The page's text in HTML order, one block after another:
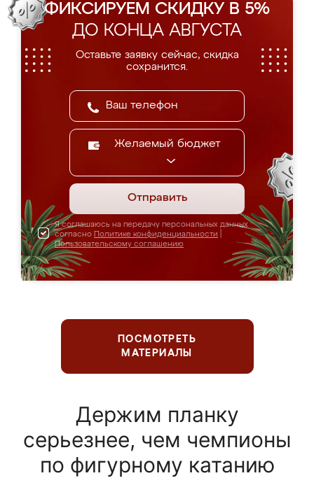
ФИКСИРУЕМ СКИДКУ В 5%
ДО КОНЦА АВГУСТА
Оставьте заявку сейчас, скидка
сохранится.
Желаемый бюджет
Отправить
Я соглашаюсь на передачу персональных данных
согласно Политике конфиденциальности
Пользовательскому соглашению
ПОСМОТРЕТЬ
МАТЕРИАЛЫ
Держим планку
серьезнее, чем чемпионы
по фигурному катанию